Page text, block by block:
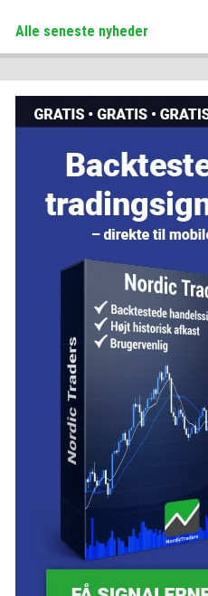
Alle seneste nyheder